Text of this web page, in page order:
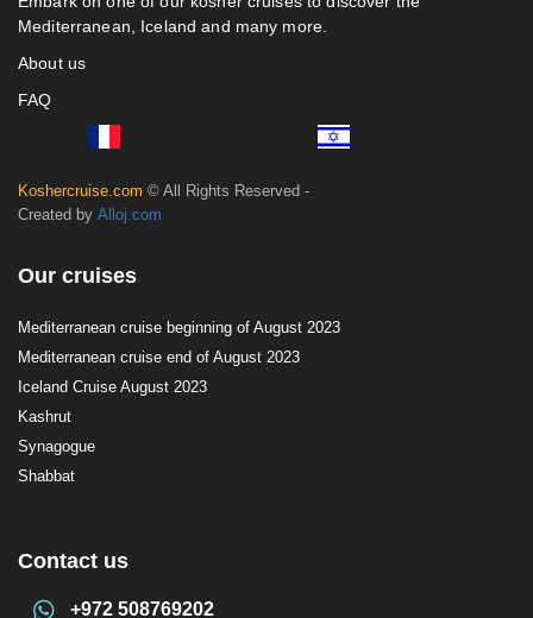
Mediterranean, Iceland and many more.
About us
FAQ
Koshercruise.com © All Rights Reserved -
Created by Alloj.com
Our cruises
Mediterranean cruise beginning of August 2023
Mediterranean cruise end of August 2023
Iceland Cruise August 2023
Kashrut
Synagogue
Shabbat
Contact us
+972 508769202